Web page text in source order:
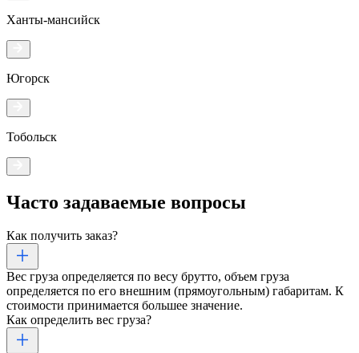
Ханты-мансийск
Югорск
Тобольск
Часто задаваемые вопросы
Как получить заказ?
Вес груза определяется по весу брутто, объем груза
определяется по его внешним (прямоугольным) габаритам. К
стоимости принимается большее значение.
Как определить вес груза?